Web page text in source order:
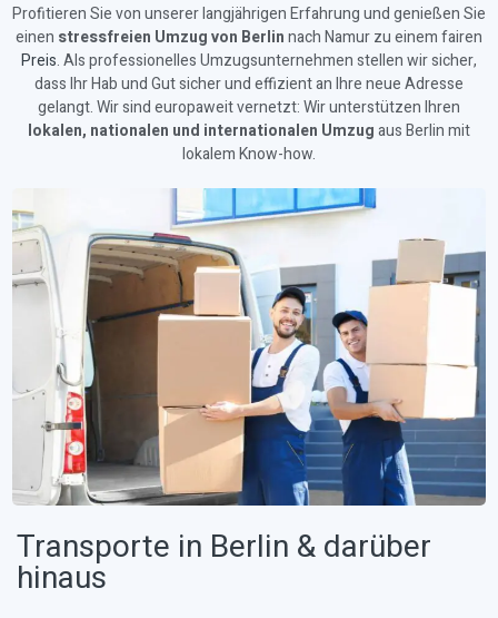
Profitieren Sie von unserer langjährigen Erfahrung und genießen Sie
einen stressfreien Umzug von Berlinnach Namur zu einem fairen
Preis. Als professionelles Umzugsunternehmen stellen wir sicher,
dass Ihr Hab und Gut sicher und effizient an Ihre neue Adresse
gelangt. Wir sind europaweit vernetzt: Wir unterstützen Ihren
lokalen, nationalen und internationalen Umzugaus Berlin mit
lokalem Know-how.
Transporte in Berlin & darüber
hinaus